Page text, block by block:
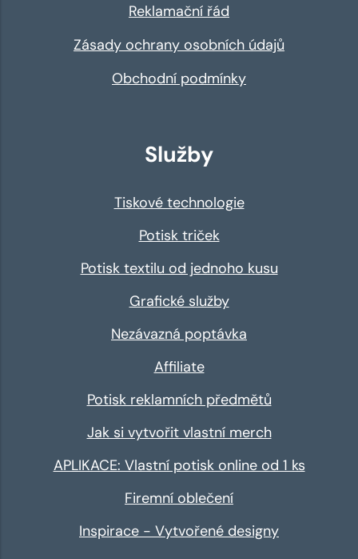
Reklamační řád
Zásady ochrany osobních údajů
Obchodní podmínky
Služby
Tiskové technologie
Potisk triček
Potisk textilu od jednoho kusu
Grafické služby
Nezávazná poptávka
Affiliate
Potisk reklamních předmětů
Jak si vytvořit vlastní merch
APLIKACE: Vlastní potisk online od 1 ks
Firemní oblečení
Inspirace - Vytvořené designy